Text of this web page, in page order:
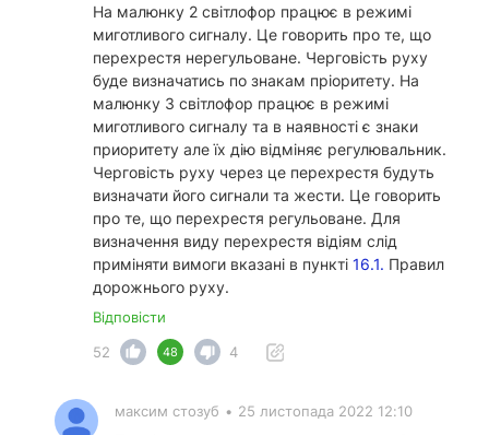
На малюнку 2 світлофор працює в режимі
миготливого сигналу. Це говорить про те, що
перехрестя нерегульоване. Черговість руху
буде визначатись по знакам пріоритету. На
малюнку 3 світлофор працює в режимі
миготливого сигналу та в наявності є знаки
приоритету але їх дію відміняє регулювальник.
Черговість руху через це перехрестя будуть
визначати його сигнали та жести. Це говорить
про те, що перехрестя регульоване. Для
визначення виду перехрестя відіям слід
приміняти вимоги вказані в пункті 16.1. Правил
дорожнього руху.
Відповісти
52
48 4
максим стозуб • 25 листопада 2022 12:10